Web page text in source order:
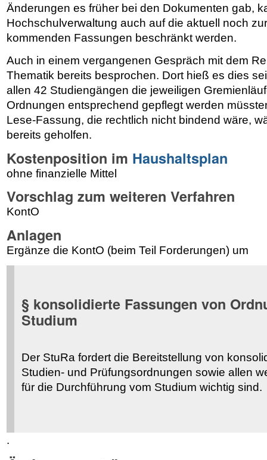
Änderungen es früher bei den Dokumenten gab,
Hochschulverwaltung auch auf die aktuell noch
kommenden Fassungen beschränkt werden.
Auch in einem vergangenen Gespräch mit dem
Thematik bereits besprochen. Dort hieß es dies
allen 42 Studiengängen die jeweiligen
Ordnungen entsprechend gepflegt werden
Lese-Fassung, die rechtlich nicht bindend wäre,
bereits geholfen.
Kostenposition im Haushaltsplan
ohne finanzielle Mittel
Vorschlag zum weiteren Verfahren
KontO
Anlagen
Ergänze die KontO (beim Teil Forderungen) um
§ konsolidierte Fassungen von
Studium
Der StuRa fordert die Bereitstellung von
Studien- und Prüfungsordnungen sowie allen
für die Durchführung vom Studium wichtig sind.
.